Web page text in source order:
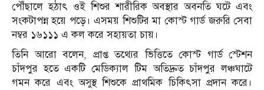
পৌঁছালে হঠাৎ ওই শিশুর শারীরিক অবস্থার অবনতি ঘটে এবং
সংকটাপন্ন হয়ে পড়ে। এসময় শিশুটির মা কোস্ট গার্ড জরুরি সেবা
নম্বর ১৬১১১ এ কল করে সহায়তা চায়।
তিনি আরো বলেন, প্রাপ্ত তথ্যের ভিত্তিতে কোস্ট গার্ড স্টেশন
চাঁদপুর হতে একটি মেডিক্যাল টিম অতিদ্রুত চাঁদপুর লঞ্চঘাটে
গমন করে এবং অসুস্থ শিশুকে প্রাথমিক চিকিৎসা প্রদান করে।